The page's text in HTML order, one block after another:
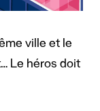
ville et le
Le héros doit